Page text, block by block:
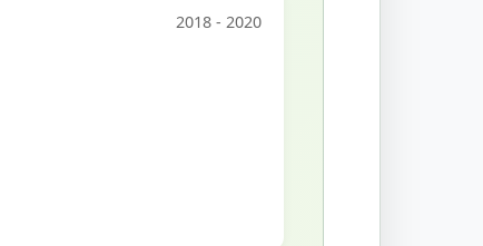
2018 - 2020